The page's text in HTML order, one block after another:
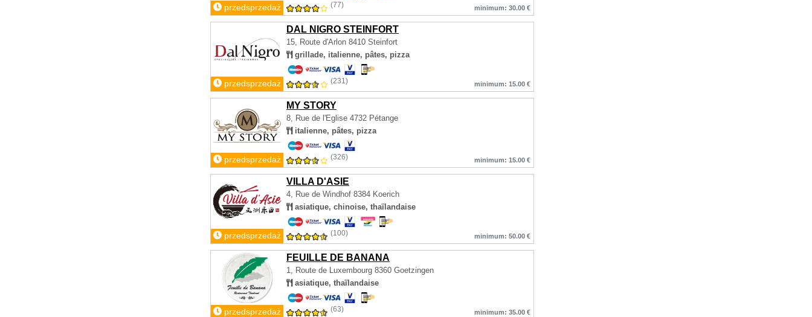
przedsprzedaż (77) minimum: 30.00 €
DAL NIGRO STEINFORT
15, Route d'Arlon 8410 Steinfort
grillade, italienne, pâtes, pizza
przedsprzedaż (231) minimum: 15.00 €
MY STORY
8, Rue de l'Eglise 4732 Pétange
italienne, pâtes, pizza
przedsprzedaż (326) minimum: 15.00 €
VILLA D'ASIE
4, Rue de Windhof 8384 Koerich
asiatique, chinoise, thaïlandaise
przedsprzedaż (100) minimum: 50.00 €
FEUILLE DE BANANA
1, Route de Luxembourg 8360 Goetzingen
asiatique, thaïlandaise
przedsprzedaż (63) minimum: 35.00 €